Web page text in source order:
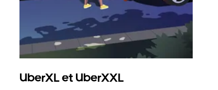
UberXL et UberXXL